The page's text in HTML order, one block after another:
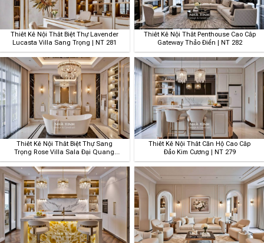
Thiết Kế Nội Thất Biệt Thự Lavender
Lucasta Villa Sang Trọng | NT 281
Thiết Kế Nội Thất Penthouse Cao Cấp
Gateway Thảo Điền | NT 282
Thiết Kế Nội Thất Biệt Thự Sang
Trọng Rose Villa Sala Đại Quang
Minh| NT 280
Thiết Kế Nội Thất Căn Hộ Cao Cấp
Đảo Kim Cương | NT 279